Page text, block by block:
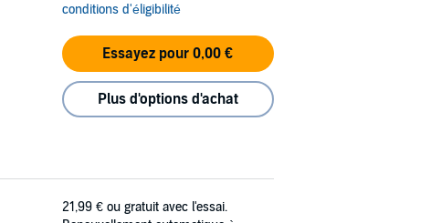
conditions d'éligibilité
Essayez pour 0,00 €
Plus d'options d'achat
21,99 € ou gratuit avec l'essai.